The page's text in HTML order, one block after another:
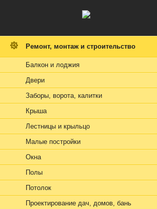
Ремонт, монтаж и строительство
Балкон и лоджия
Двери
Заборы, ворота, калитки
Крыша
Лестницы и крыльцо
Малые постройки
Окна
Полы
Потолок
Проектирование дач, домов, бань